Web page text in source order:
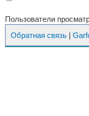
Пользователи
Обратная связь |